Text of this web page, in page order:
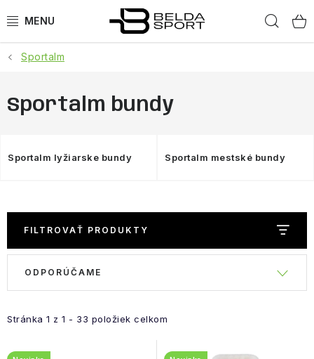
na
ŠPORTY
BEH
DOPLNKY
NAŠE SLUŽBY
VÝPREDAJ
Sportalm
Sportalm bundy
Sportalm lyžiarske bundy Sportalm mestské bundy
FILTROVAŤ PRODUKTY
ý
i
s
Stránka 1 z 1 - 33 položiek celkom
e
ODPORÚČAME